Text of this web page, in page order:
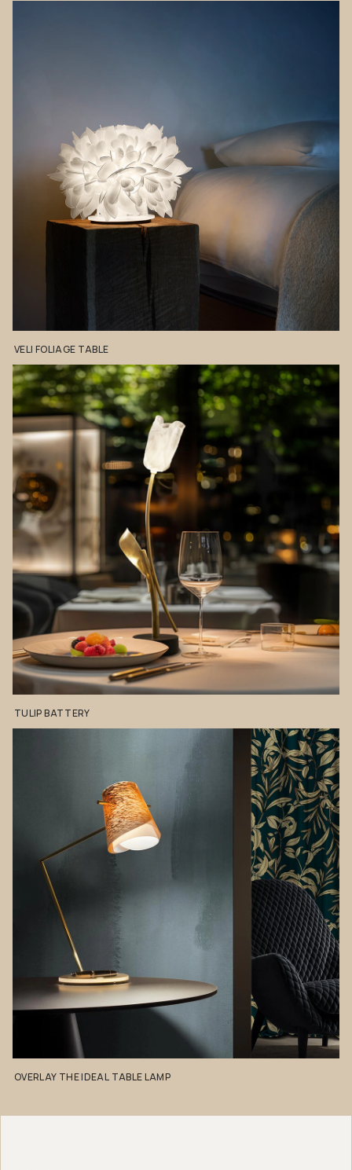
VELI FOLIAGE TABLE
TULIPBATTERY
OVERLAY THEIDEAL TABLELAMP